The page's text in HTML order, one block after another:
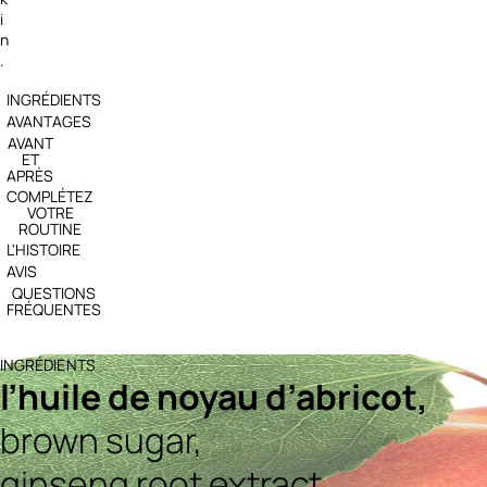
i
n
.
INGRÉDIENTS
AVANTAGES
AVANT
ET
APRÈS
COMPLÉTEZ
VOTRE
ROUTINE
L'HISTOIRE
AVIS
QUESTIONS
FRÉQUENTES
INGRÉDIENTS
l’huile de noyau d’abricot,
brown sugar,